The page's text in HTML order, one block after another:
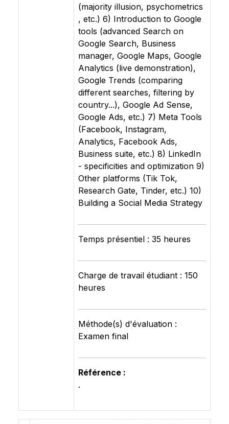
(majority illusion, psychometrics
, etc.) 6) Introduction to Google
tools (advanced Search on
Google Search, Business
manager, Google Maps, Google
Analytics (live demonstration),
Google Trends (comparing
different searches, filtering by
country...), Google Ad Sense,
Google Ads, etc.) 7) Meta Tools
(Facebook, Instagram,
Analytics, Facebook Ads,
Business suite, etc.) 8) LinkedIn
- specificities and optimization 9)
Other platforms (Tik Tok,
Research Gate, Tinder, etc.) 10)
Building a Social Media Strategy
Temps présentiel : 35 heures
Charge de travail étudiant : 150
heures
Méthode(s) d'évaluation :
Examen final
Référence :
.